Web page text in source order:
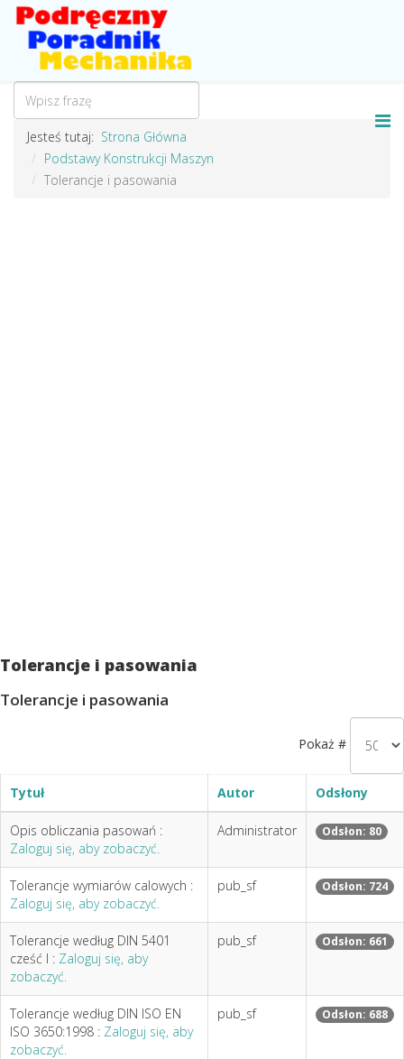
Jesteś tutaj: Strona Główna
Podstawy Konstrukcji Maszyn
Tolerancje i pasowania
Tolerancje i pasowania
Tolerancje i pasowania
Pokaż #
Tytuł Autor Odsłony
Opis obliczania pasowań :
Zaloguj się, aby zobaczyć.
Administrator Odsłon: 80
Tolerancje wymiarów calowych :
Zaloguj się, aby zobaczyć.
pub_sf Odsłon: 724
Tolerancje według DIN 5401
cześć I : Zaloguj się, aby
zobaczyć.
pub_sf Odsłon: 661
Tolerancje według DIN ISO EN
ISO 3650:1998 : Zaloguj się, aby
zobaczyć.
pub_sf Odsłon: 688